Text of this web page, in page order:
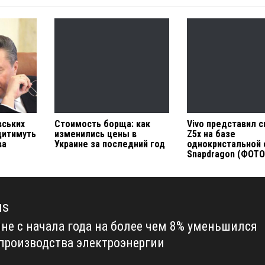
Стоимость борща: как
изменились цены в
Украине за последний год
Vivo представил
Z5x на базе
Snapdragon
с начала года на более чем 8% уменьшился
электроэнергии